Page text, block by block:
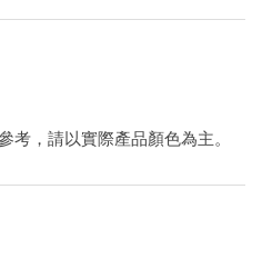
考，請以實際產品顏色為主。